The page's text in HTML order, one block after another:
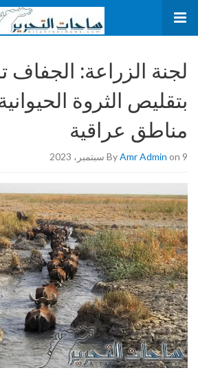
لجنة الزراعة:
مناطق عراقية
ByAmr Admin on 9 سبتمبر، 2023